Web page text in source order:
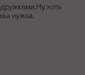
нужна.